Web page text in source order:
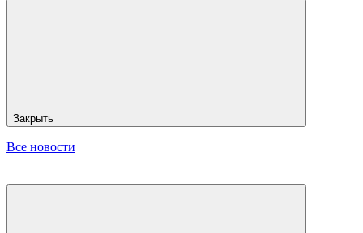
Закрыть
Все новости